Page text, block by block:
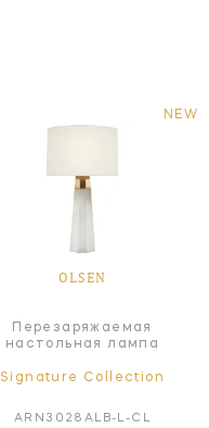
NEW
OLSEN
Перезаряжаемая
настольная лампа
Signature Collection
ARN3028ALB-L-CL